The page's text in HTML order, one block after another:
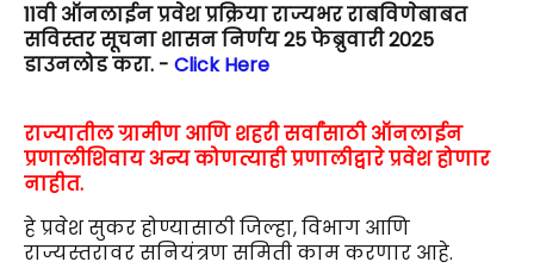
11वी ऑनलाईन प्रवेश प्रक्रिया राज्यभर राबविणेबाबत
सविस्तर सूचना शासन निर्णय 25 फेब्रुवारी 2025
डाउनलोड करा. - Click Here
राज्यातील ग्रामीण आणि शहरी सर्वांसाठी ऑनलाईन
प्रणालीशिवाय अन्य कोणत्याही प्रणालीद्वारे प्रवेश होणार
नाहीत.
हे प्रवेश सुकर होण्यासाठी जिल्हा, विभाग आणि
राज्यस्तरावर सनियंत्रण समिती काम करणार आहे.